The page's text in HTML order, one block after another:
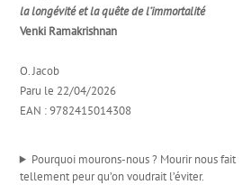
la longévité et la quête de l’immortalité
Venki Ramakrishnan
O. Jacob
Paru le 22/04/2026
EAN : 9782415014308
Pourquoi mourons-nous ? Mourir nous fait
tellement peur qu’on voudrait l’éviter.